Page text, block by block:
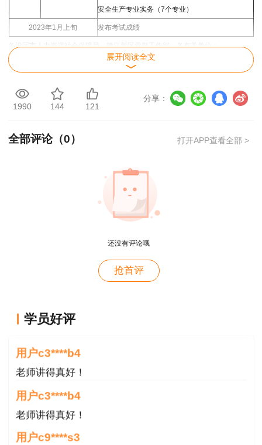
安全生产专业实务（7个专业）
2023年1月上旬 发布考试成绩
各设区市人力资源社会保障局，赣江新区党群工作部，各有关单位：
根据《人力资源社会保障部办公厅关于2022年度专业技术人员职业资格考
试工作计划及有关事项的通知》（人社厅发〔2022〕3号）及《人力资源和社会
保障部人事考试中心关于2022年度中级注册安全工程师职业资格考试考务工作
全工程师职业资格考试考务工作，现将有关事项通知如下：
省人力资源和社会保障厅、省应急管理厅、国家矿山安全监察局江西局共
同负责江西考区考试工作，考务组织由省人事考试中心负责，考点统一在南昌
资格制度规定〉和〈注册安全工程师职业资格考试实施办法〉的通知》（应急
程师职业资格考试。
按照《人力资源社会保障部关于降低或取消部分准入类职业资格考试工作
展开阅读全文
1990 144 121
分享：
全部评论（0） 打开APP查看全部 >
还没有评论哦
抢首评
学员好评
用户c3****b4
用户c3****b4
老师讲得真好！
用户c3****b4
老师讲得真好！
用户c9****s3